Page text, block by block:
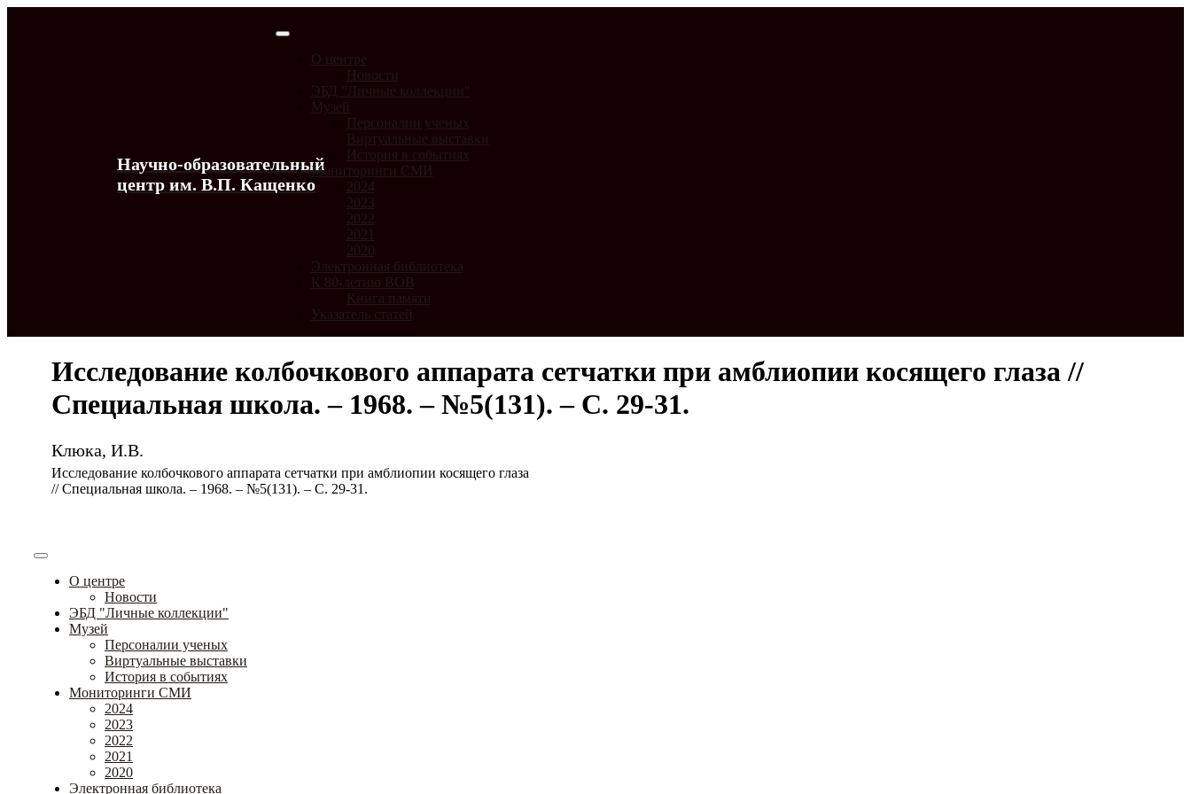
Научно-образовательный
центр им. В.П. Кащенко
О центре
Новости
ЭБД "Личные коллекции"
Музей
Персоналии ученых
Виртуальные выставки
История в событиях
Мониторинги СМИ
2024
2023
2022
2021
2020
Электронная библиотека
К 80-летию ВОВ
Книга памяти
Указатель статей
Исследование колбочкового аппарата сетчатки при амблиопии косящего глаза //
Специальная школа. – 1968. – №5(131). – С. 29-31.
Клюка, И.В.
Исследование колбочкового аппарата сетчатки при амблиопии косящего глаза
// Специальная школа. – 1968. – №5(131). – С. 29-31.
О центре
Новости
ЭБД "Личные коллекции"
Музей
Персоналии ученых
Виртуальные выставки
История в событиях
Мониторинги СМИ
2024
2023
2022
2021
2020
Электронная библиотека